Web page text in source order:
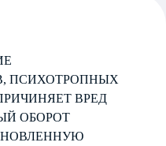
ПСИХОТРОПНЫХ
ВРЕД
ОБОРОТ